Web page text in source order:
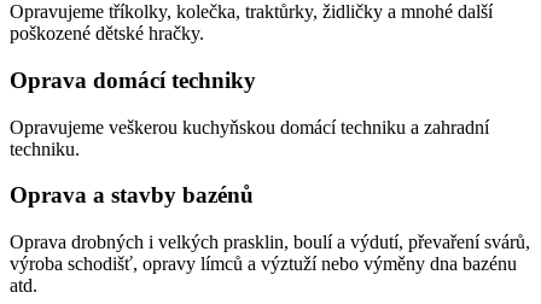
Opravujeme tříkolky, kolečka, traktůrky, židličky a mnohé další
poškozené dětské hračky.
Oprava domácí techniky
Opravujeme veškerou kuchyňskou domácí techniku a zahradní
techniku.
Oprava a stavby bazénů
Oprava drobných i velkých prasklin, boulí a výdutí, převaření svárů,
výroba schodišť, opravy límců a výztuží nebo výměny dna bazénu
atd.